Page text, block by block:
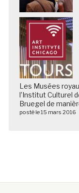
Les Musées
l’Institut Culturel
Bruegel de
posté le 15 mars 2016